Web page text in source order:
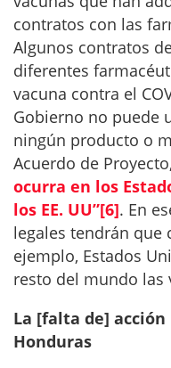
contratos con las
Algunos contratos
diferentes
vacuna contra el
Gobierno no puede
ningún producto o
Acuerdo de
ocurra en los
los EE. UU”[6]. En
legales tendrán que
ejemplo, Estados
resto del mundo las
La [falta de]
Honduras